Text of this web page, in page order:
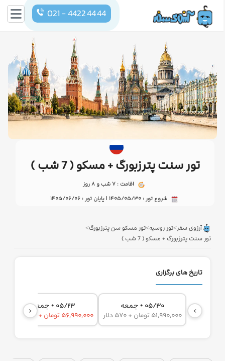
021 - 4422 44 44
تور سنت پترزبورگ + مسکو ( 7 شب )
اقامت : 7 شب و 8 روز
شروع تور : 1405/05/30 | پایان تور : 1405/06/06
آرزوی سفر>تور روسیه>تور مسکو سن پترزبورگ>
تور سنت پترزبورگ + مسکو ( 7 شب )
تاریخ های برگزاری
›
05/30
•جمعه
51,990,000 تومان + 570 دلار
05/23
•جمعه
56,990,000 تومان + 570 دلار ‹